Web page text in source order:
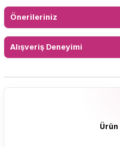
Önerileriniz
Alışveriş Deneyimi
Ürün